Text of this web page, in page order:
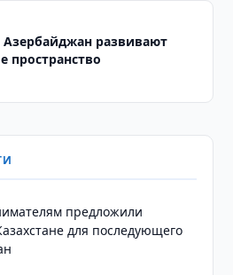
развивают
пространство
предложили
для последующего